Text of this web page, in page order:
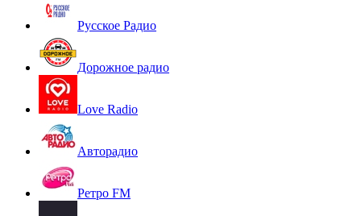
Русское Радио
Дорожное радио
Love Radio
Авторадио
Ретро FM